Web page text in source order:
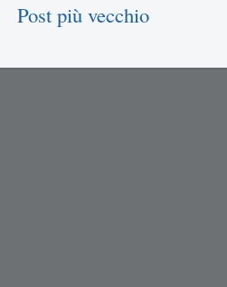
Post più vecchio